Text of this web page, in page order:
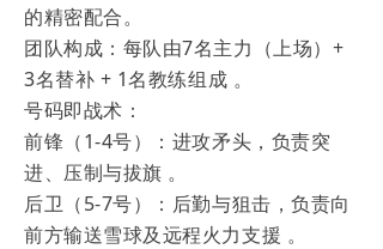
的精密配合。
团队构成：每队由7名主力（上场）+
3名替补 + 1名教练组成 。
号码即战术：
前锋（1-4号）：进攻矛头，负责突
进、压制与拔旗 。
后卫（5-7号）：后勤与狙击，负责向
前方输送雪球及远程火力支援 。